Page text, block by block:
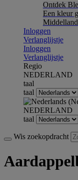
Ontdek
Een kleur
Inloggen
Verlanglijstje
Inloggen
Verlanglijstje
Regio
NEDERLAND
taal
taal
NEDERLAND
taal
Wis zoekopdracht